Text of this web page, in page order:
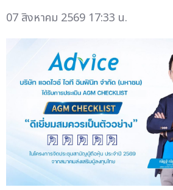
07 สิงหาคม 2569 17:33 น.